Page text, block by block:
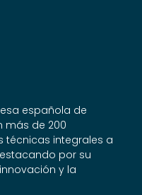
española de
más de 200
técnicas integrales a
por su
y la